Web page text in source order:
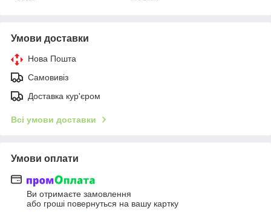
Умови доставки
Нова Пошта
Самовивіз
Доставка кур'єром
Всі умови доставки
Умови оплати
Ви отримаєте замовлення
або гроші повернуться на вашу картку